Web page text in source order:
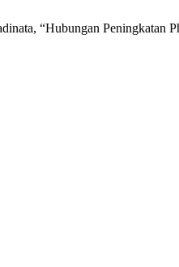
“Hubungan Peningkatan